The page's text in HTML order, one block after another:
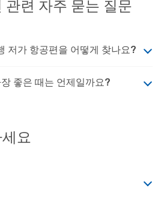
관련 자주 묻는 질문
저가 항공편을 어떻게 찾나요?
좋은 때는 언제일까요?
요